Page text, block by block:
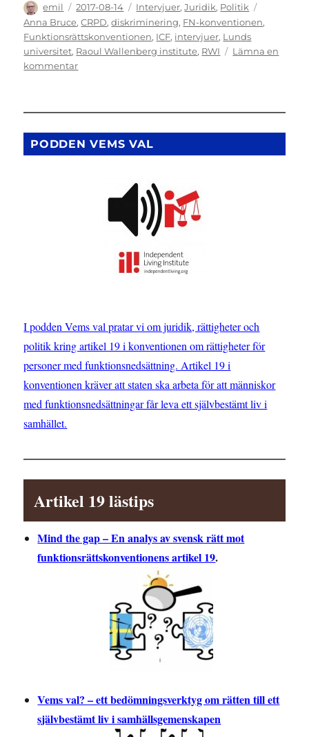
Författare
emil
Publicerat
den
2017-08-14 Kategorier
Intervjuer,Juridik, Politik
Anna Bruce,CRPD,diskriminering, FN-konventionen,
Funktionsrättskonventionen, ICF, intervjuer, Lunds
universitet, Raoul Wallenberg institute, RWI
Lämna en
kommentartill
gör
skillnad
PODDEN VEMS VAL
I podden Vems val pratar vi om juridik, rättigheter och
politik kring artikel 19 i konventionen om rättigheter för
personer med funktionsnedsättning. Artikel 19 i
konventionen kräver att staten ska arbeta för att människor
med funktionsnedsättningar får leva ett självbestämt liv i
samhället.
Artikel 19 lästips
Mind the gap – En analys av svensk rätt mot
funktionsrättskonventionens artikel 19.
Vems val? – ett bedömningsverktyg om rätten till ett
självbestämt liv i samhällsgemenskapen